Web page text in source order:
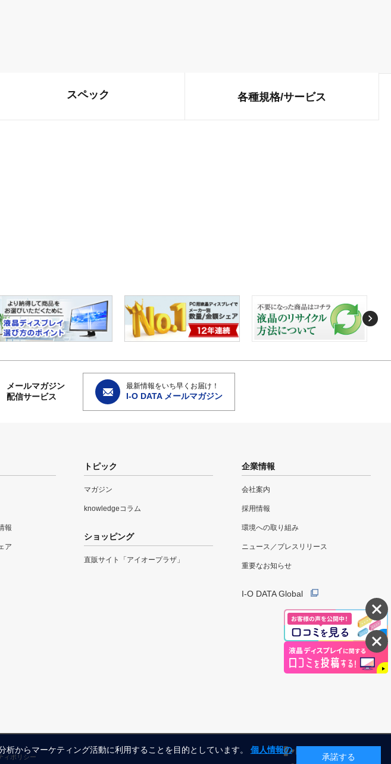
スペック 各種規格/サービス
メールマガジン
配信サービス
最新情報をいち早くお届け！
I-O DATA メールマガジン
報
ア
トピック
マガジン
knowledgeコラム
ショッピング
直販サイト「アイオープラザ」
企業情報
会社案内
採用情報
環境への取り組み
ニュース／プレスリリース
重要なお知らせ
I-O DATA Global
ィポリシー
からマーケティング活動に利用することを目的としています。
個人情報の
承諾する